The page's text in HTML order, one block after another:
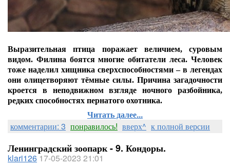
Выразительная птица поражает величием, суровым
видом. Филина боятся многие обитатели леса. Человек
тоже наделил хищника сверхспособностями – в легендах
они олицетворяют тёмные силы. Причина загадочности
кроется в неподвижном взгляде ночного разбойника,
редких способностях пернатого охотника.
Читать далее...
комментарии: 3 понравилось! вверх^ к полной версии
Ленинградский зоопарк - 9. Кондоры.
klari126 17-05-2023 21:01